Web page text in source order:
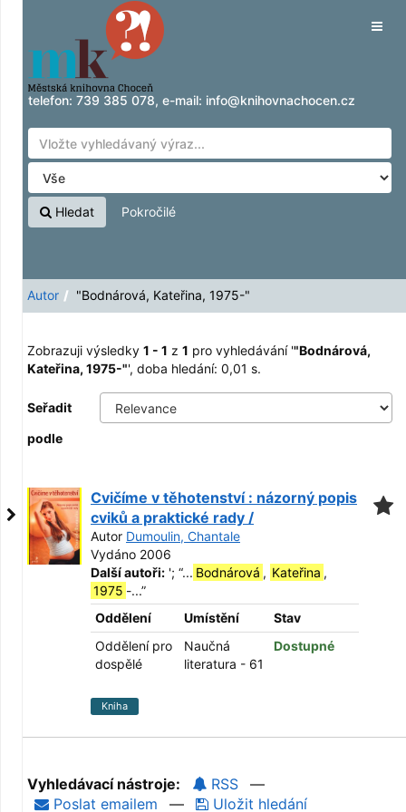
Zobrazuji výsledky1 - 1z
Kateřina, 1975-"
Přeskočit na obsah
telefon: 739 385 078, e-mail: info@knihovnachocen.cz
Hledat Pokročilé
Autor "Bodnárová, Kateřina, 1975-"
Zobrazuji výsledky 1 - 1 z 1 pro vyhledávání '"Bodnárová,
Kateřina, 1975-"', doba hledání: 0,01 s.
Seřadit
podle
Cvičíme v těhotenství : názorný popis
cviků a praktické rady /
Autor Dumoulin, Chantale
Vydáno 2006
Další autoři: '; “... Bodnárová , Kateřina ,
1975 -...”
Oddělení
Umístění
Stav
Oddělení pro
dospělé
Naučná
literatura - 61
Dostupné
Kniha
Vyhledávací nástroje: RSS
—
Poslat emailem
— Uložit hledání